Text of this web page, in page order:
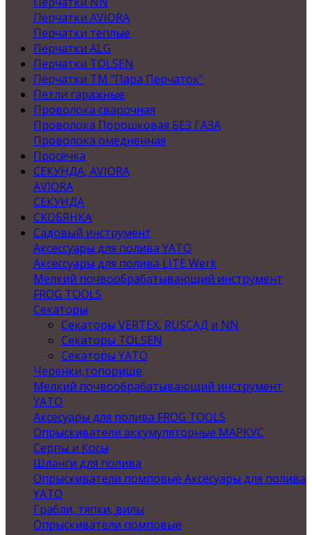
Перчатки AVIORA
Перчатки теплые
Перчатки ALG
Перчатки TOLSEN
Перчатки ТМ "Пара Перчаток"
Петли гаражные
Проволока сварочная
Проволока Порошковая БЕЗ ГАЗА
Проволока омедненная
Просечка
СЕКУНДА, AVIORA
AVIORA
СЕКУНДА
СКОБЯНКА
Садовый инструмент
Аксессуары для полива YATO
Аксессуары для полива LITE Werk
Мелкий почвообрабатывающий инструмент
FROG TOOLS
Секаторы
Секаторы VERTEX, RUSСАД и NN
Секаторы TOLSEN
Секаторы YATO
Черенки,топорище
Мелкий почвообрабатывающий инструмент
YATO
Аксесуары для полива FROG TOOLS
Опрыскиватели аккумуляторные МАРКУС
Серпы и Косы
Шланги для полива
Опрыскиватели помповые Аксесуары для полива
YATO
Грабли, тяпки, вилы
Опрыскиватели помповые